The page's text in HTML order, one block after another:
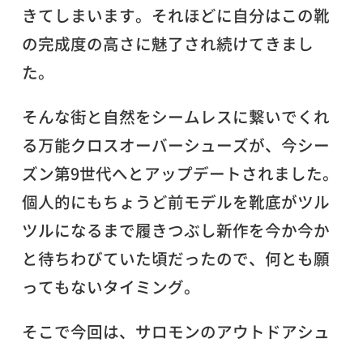
きてしまいます。それほどに自分はこの靴
の完成度の高さに魅了され続けてきまし
た。
そんな街と自然をシームレスに繋いでくれ
る万能クロスオーバーシューズが、今シー
ズン第9世代へとアップデートされました。
個人的にもちょうど前モデルを靴底がツル
ツルになるまで履きつぶし新作を今か今か
と待ちわびていた頃だったので、何とも願
ってもないタイミング。
そこで今回は、サロモンのアウトドアシュ